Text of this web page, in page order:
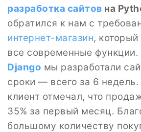
разработка сайтов на
обратился к нам с
интернет-магазин,
все современные
Django мы разработали
сроки — всего за 6
клиент отмечал, что
35% за первый месяц.
большому количеству